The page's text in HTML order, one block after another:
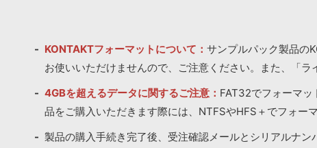
KONTAKTフォーマットについて： サンプルパック製品の
お使いいただけませんので、ご注意ください。また、「ラ
4GBを超えるデータに関するご注意： FAT32でフォーマ
品をご購入いただきます際には、NTFSやHFS＋でフォー
製品の購入手続き完了後、受注確認メールとシリアルナ